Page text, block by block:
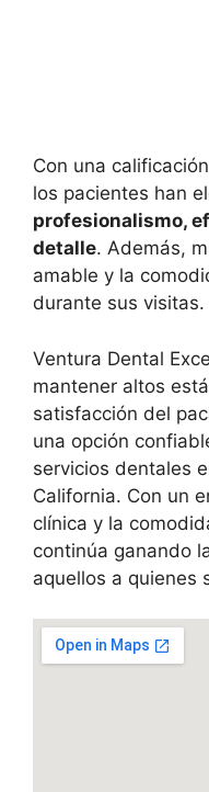
Con una
los pacientes han
profesionalismo,
detalle. Además,
amable y la
durante sus visitas.
Ventura Dental
mantener altos
satisfacción del
una opción
servicios dentales
California. Con un
clínica y la
continúa ganando
aquellos a quienes